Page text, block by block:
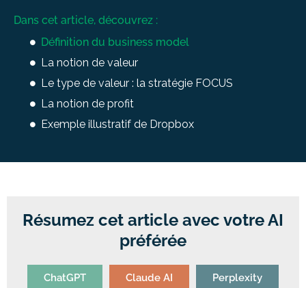
Dans cet article, découvrez :
Définition du business model
La notion de valeur
Le type de valeur : la stratégie FOCUS
La notion de profit
Exemple illustratif de Dropbox
Résumez cet article avec votre AI
préférée
ChatGPT Claude AI Perplexity